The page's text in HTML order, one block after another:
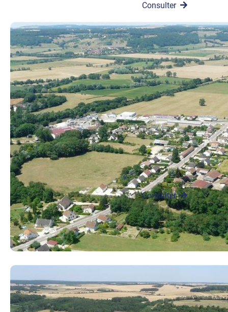
Consulter
Le «village nègre»
Lorsqu’ils
évoquent la
tuilerie, les
anciens du village
parlent encore du
« village nègre ».…
Consulter
Entre « village et